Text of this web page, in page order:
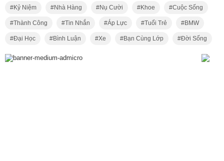
Kỷ Niệm Nhà Hàng Nụ Cười Khoe Cuộc Sống
Thành Công Tin Nhắn Áp Lực Tuổi Trẻ BMW
Đại Học Bình Luận Xe Bạn Cùng Lớp Đời Sống